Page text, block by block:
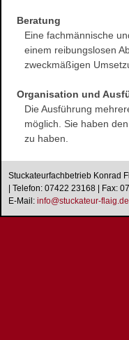
Schimmelpilze
Herstellung
Stuckarbeiten
Dekorative
Produkte
Stuckgesims
Beratung
Eine fachmännische
einem reibungslosen
zweckmäßigen
Organisation und
Die Ausführung
möglich. Sie haben
zu haben.
Stuckateurfachbetrieb Konrad
| Telefon: 07422 23168 | Fax:
E-Mail: info@stuckateur-flaig.de